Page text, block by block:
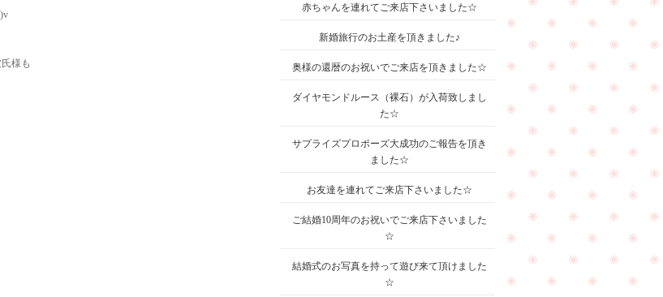
様も
赤ちゃんを連れてご来店下さいました☆
新婚旅行のお土産を頂きました♪
奥様の還暦のお祝いでご来店を頂きました☆
ダイヤモンドルース（裸石）が入荷致しまし
た☆
サプライズプロポーズ大成功のご報告を頂き
ました☆
お友達を連れてご来店下さいました☆
ご結婚10周年のお祝いでご来店下さいました
☆
結婚式のお写真を持って遊び来て頂けました
☆